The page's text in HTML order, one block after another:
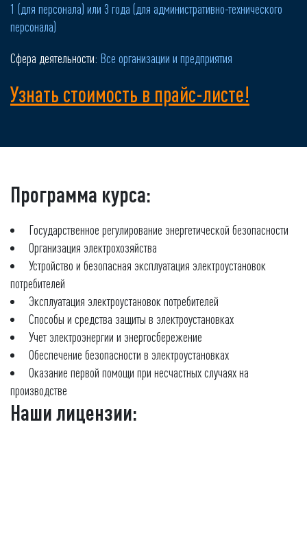
1 (для персонала) или 3 года (для административно-технического
персонала)
Сфера деятельности: Все организации и предприятия
Узнать стоимость в прайс-листе!
Программа курса:
Государственное регулирование энергетической безопасности
Организация электрохозяйства
Устройство и безопасная эксплуатация электроустановок
потребителей
Эксплуатация электроустановок потребителей
Способы и средства защиты в электроустановках
Учет электроэнергии и энергосбережение
Обеспечение безопасности в электроустановках
Оказание первой помощи при несчастных случаях на
производстве
Наши лицензии: